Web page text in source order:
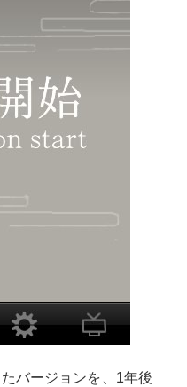
バージョンを、1年後